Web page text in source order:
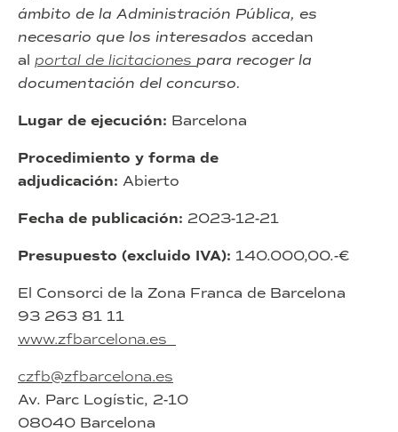
ámbito de la Administración Pública, es
necesario que los interesados accedan
al portal de licitaciones para recoger la
documentación del concurso.
Lugar de ejecución: Barcelona
Procedimiento y forma de
adjudicación: Abierto
Fecha de publicación: 2023-12-21
Presupuesto (excluido IVA): 140.000,00.-€
El Consorci de la Zona Franca de Barcelona
93 263 81 11
www.zfbarcelona.es
czfb@zfbarcelona.es
Av. Parc Logístic, 2-10
08040 Barcelona